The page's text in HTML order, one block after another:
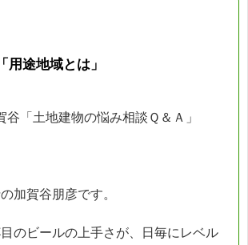
用途地域とは」
「土地建物の悩み相談Ｑ＆Ａ」
加賀谷朋彦です。
のビールの上手さが、日毎にレベル